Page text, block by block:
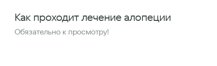
Как проходит лечение алопеции
Обязательно к просмотру!